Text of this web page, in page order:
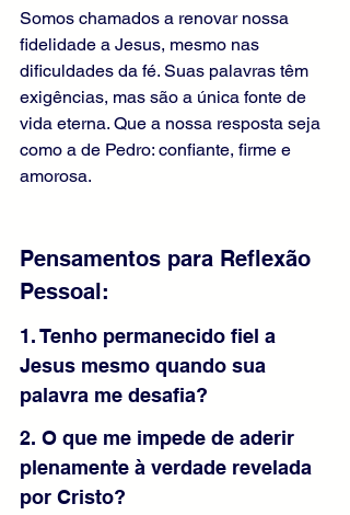
Somos chamados a renovar nossa
fidelidade a Jesus, mesmo nas
dificuldades da fé. Suas palavras têm
exigências, mas são a única fonte de
vida eterna. Que a nossa resposta seja
como a de Pedro: confiante, firme e
amorosa.
Pensamentos para Reflexão
Pessoal:
1. Tenho permanecido fiel a
Jesus mesmo quando sua
palavra me desafia?
2. O que me impede de aderir
plenamente à verdade revelada
por Cristo?